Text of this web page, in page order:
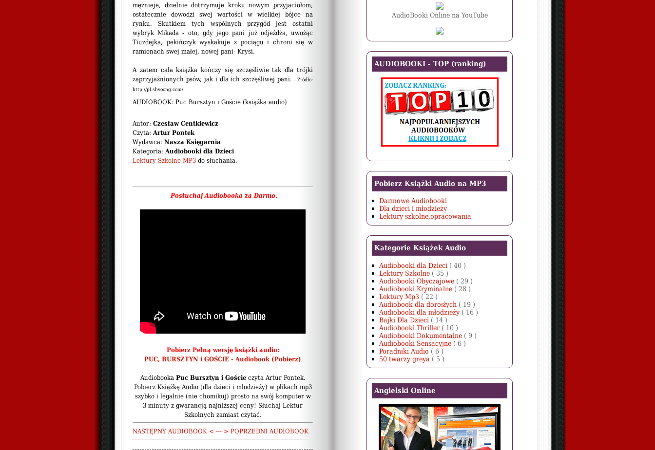
mężnieje, dzielnie dotrzymuje kroku nowym przyjaciołom,
ostatecznie dowodzi swej wartości w wielkiej bójce na
rynku. Skutkiem tych wspólnych przygód jest ostatni
wybryk Mikada - oto, gdy jego pani już odjeżdża, uwożąc
Tiuzdejka, pekińczyk wyskakuje z pociągu i chroni się w
ramionach swej małej, nowej pani- Krysi.
A zatem cała książka kończy się szczęśliwie tak dla trójki
zaprzyjaźnionych psów, jak i dla ich szczęśliwej pani. - Zródło:
http://pl.shvoong.com/
AUDIOBOOK: Puc Bursztyn i Goście (książka audio)
Autor: Czesław Centkiewicz
Czyta: Artur Pontek
Wydawca: Nasza Księgarnia
Kategoria: Audiobooki dla Dzieci
Lektury Szkolne MP3 do słuchania.
Posłuchaj Audiobooka za Darmo.
Pobierz Pełną wersję książki audio:
PUC, BURSZTYN i GOŚCIE - Audiobook (Pobierz)
Audiobooka Puc Bursztyn i Gościeczyta Artur Pontek.
Pobierz Książkę Audio (dla dzieci i młodzieży) w plikach mp3
szybko i legalnie (nie chomikuj) prosto na swój komputer w
3 minuty z gwarancją najniższej ceny! Słuchaj Lektur
Szkolnych zamiast czytać.
NASTĘPNY AUDIOBOOK < --- > POPRZEDNI AUDIOBOOK
AudioBooki Online na YouTube
AUDIOBOOKI - TOP (ranking)
Pobierz Książki Audio na MP3
Darmowe Audiobooki
Dla dzieci i młodzieży
Lektury szkolne,opracowania
Kategorie Książek Audio
Audiobooki dla Dzieci ( 40 )
Lektury Szkolne ( 35 )
Audiobooki Obyczajowe ( 29 )
Audiobooki Kryminalne ( 28 )
Lektury Mp3 ( 22 )
Audiobook dla dorosłych ( 19 )
Audiobooki dla młodzieży ( 16 )
Bajki Dla Dzieci ( 14 )
Audiobooki Thriller ( 10 )
Audiobooki Dokumentalne ( 9 )
Audiobooki Sensacyjne ( 6 )
Poradniki Audio ( 6 )
50 twarzy greya ( 5 )
Angielski Online